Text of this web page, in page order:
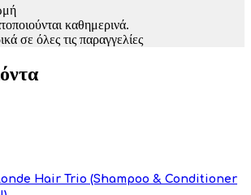
καθημερινά.
σε όλες τις παραγγελίες
Hair Trio (Shampoo & Conditioner